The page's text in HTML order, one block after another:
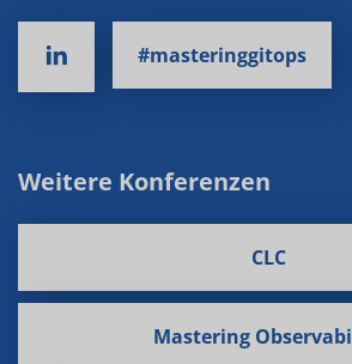
#masteringgitops
Weitere Konferenzen
CLC
Mastering